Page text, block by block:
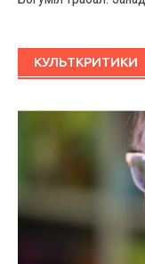
КУЛЬТКРИТИКИ